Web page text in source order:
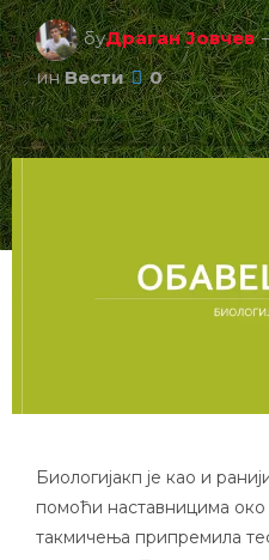
бyДраган Јовчев
ин Вести 0
Биологијакп је као и
помоћи наставницима око
такмичења припремила